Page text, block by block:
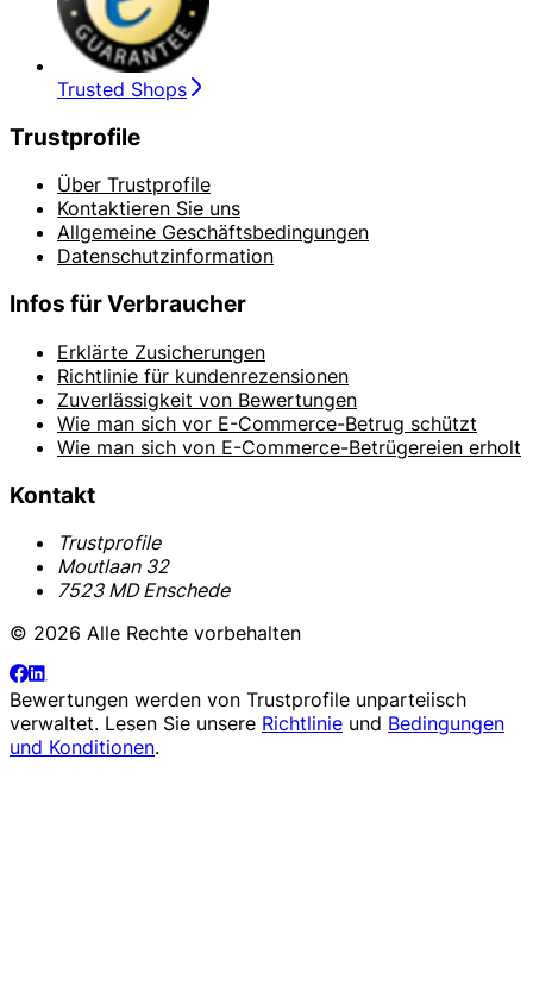
Trusted Shops
Trustprofile
Über Trustprofile
Kontaktieren Sie uns
Allgemeine Geschäftsbedingungen
Datenschutzinformation
Infos für Verbraucher
Erklärte Zusicherungen
Richtlinie für kundenrezensionen
Zuverlässigkeit von Bewertungen
Wie man sich vor E-Commerce-Betrug schützt
Wie man sich von E-Commerce-Betrügereien erholt
Kontakt
Trustprofile
Moutlaan 32
7523 MD Enschede
© 2026 Alle Rechte vorbehalten
Bewertungen werden von Trustprofile unparteiisch
verwaltet. Lesen Sie unsere Richtlinie und Bedingungen
und Konditionen.